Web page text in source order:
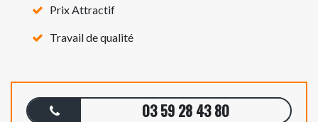
Prix Attractif
Travail de qualité
03 59 28 43 80